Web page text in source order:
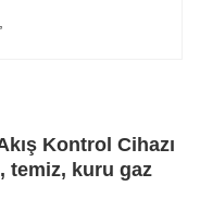
Kontrol Cihazı
temiz, kuru gaz